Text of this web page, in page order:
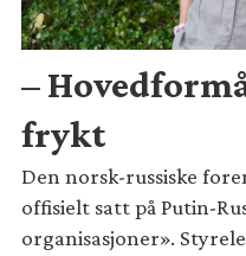
–
frykt
Den norsk-russiske
offisielt satt på Putin-
organisasjoner».